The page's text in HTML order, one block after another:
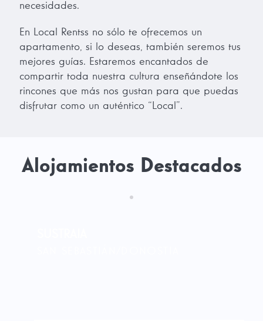
necesidades.
En Local Rentss no sólo te ofrecemos un
apartamento, si lo deseas, también seremos tus
mejores guías. Estaremos encantados de
compartir toda nuestra cultura enseñándote los
rincones que más nos gustan para que puedas
disfrutar como un auténtico “Local”.
Alojamientos Destacados